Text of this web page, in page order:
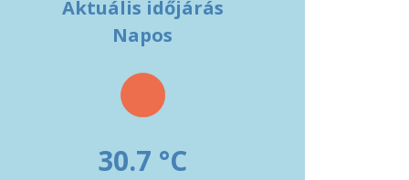
Aktuális időjárás
Napos
30.7 °C